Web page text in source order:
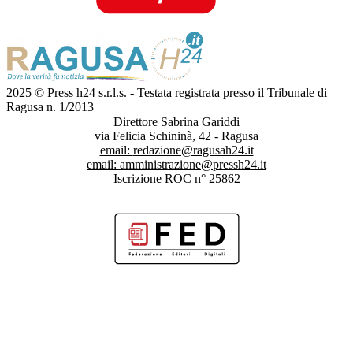
2025 © Press h24 s.r.l.s. - Testata registrata presso il Tribunale di
Ragusa n. 1/2013
Direttore Sabrina Gariddi
via Felicia Schininà, 42 - Ragusa
email: redazione@ragusah24.it
email: amministrazione@pressh24.it
Iscrizione ROC n° 25862